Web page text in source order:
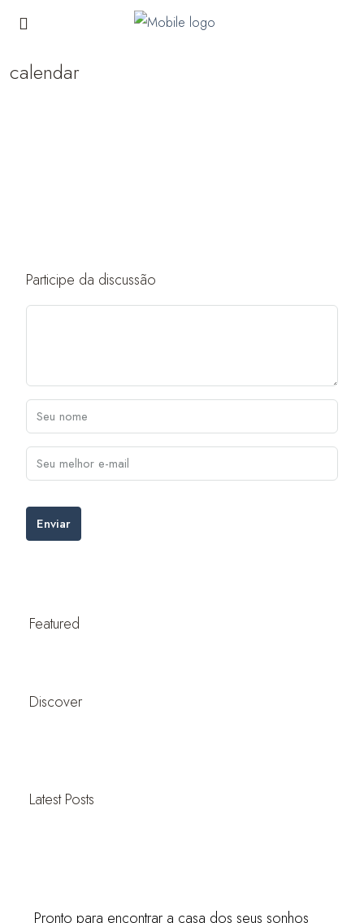
calendar
Participe da discussão
Enviar
Featured
Discover
Latest Posts
Pronto para encontrar a casa dos seus sonhos